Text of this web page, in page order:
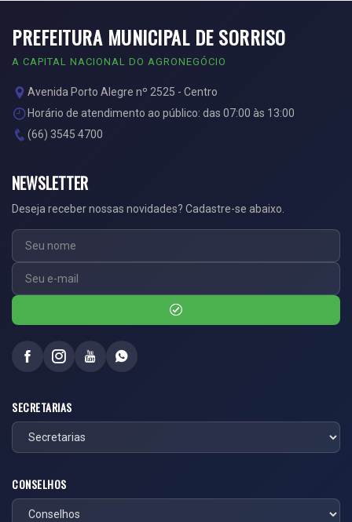
PREFEITURA MUNICIPAL DE SORRISO
A CAPITAL NACIONAL DO AGRONEGÓCIO
Avenida Porto Alegre nº 2525 - Centro
Horário de atendimento ao público: das 07:00 às 13:00
(66) 3545 4700
NEWSLETTER
Deseja receber nossas novidades? Cadastre-se abaixo.
SECRETARIAS
CONSELHOS